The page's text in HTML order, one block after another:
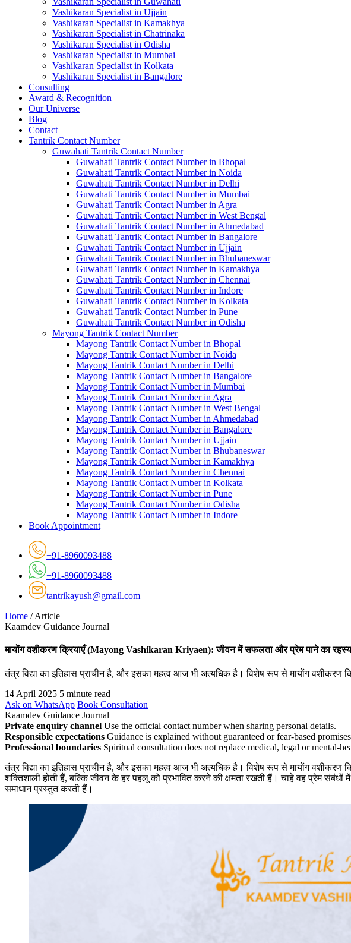
Vashikaran Specialist in Ujjain
Vashikaran Specialist in Kamakhya
Vashikaran Specialist in Chatrinaka
Vashikaran Specialist in Odisha
Vashikaran Specialist in Mumbai
Vashikaran Specialist in Kolkata
Vashikaran Specialist in Bangalore
Consulting
Award & Recognition
Our Universe
Blog
Contact
Tantrik Contact Number
Guwahati Tantrik Contact Number
Guwahati Tantrik Contact Number in Bhopal
Guwahati Tantrik Contact Number in Noida
Guwahati Tantrik Contact Number in Delhi
Guwahati Tantrik Contact Number in Mumbai
Guwahati Tantrik Contact Number in Agra
Guwahati Tantrik Contact Number in West Bengal
Guwahati Tantrik Contact Number in Ahmedabad
Guwahati Tantrik Contact Number in Bangalore
Guwahati Tantrik Contact Number in Ujjain
Guwahati Tantrik Contact Number in Bhubaneswar
Guwahati Tantrik Contact Number in Kamakhya
Guwahati Tantrik Contact Number in Chennai
Guwahati Tantrik Contact Number in Indore
Guwahati Tantrik Contact Number in Kolkata
Guwahati Tantrik Contact Number in Pune
Guwahati Tantrik Contact Number in Odisha
Mayong Tantrik Contact Number
Mayong Tantrik Contact Number in Bhopal
Mayong Tantrik Contact Number in Noida
Mayong Tantrik Contact Number in Delhi
Mayong Tantrik Contact Number in Bangalore
Mayong Tantrik Contact Number in Mumbai
Mayong Tantrik Contact Number in Agra
Mayong Tantrik Contact Number in West Bengal
Mayong Tantrik Contact Number in Ahmedabad
Mayong Tantrik Contact Number in Bangalore
Mayong Tantrik Contact Number in Ujjain
Mayong Tantrik Contact Number in Bhubaneswar
Mayong Tantrik Contact Number in Kamakhya
Mayong Tantrik Contact Number in Chennai
Mayong Tantrik Contact Number in Kolkata
Mayong Tantrik Contact Number in Pune
Mayong Tantrik Contact Number in Odisha
Mayong Tantrik Contact Number in Indore
Book Appointment
+91-8960093488
+91-8960093488
tantrikayush@gmail.com
Home / Article
Kaamdev Guidance Journal
मायोंग वशीकरण क्रियाएँ (Mayong Vashikaran Kriyaen): जीवन में सफलता और प्रेम पाने का रहस्य
तंत्र विद्या का इतिहास प्राचीन है, और इसका महत्व आज भी अत्यधिक है। विशेष रूप से मायोंग वशीकरण
14 April 2025 5 minute read
Ask on WhatsApp Book Consultation
Kaamdev Guidance Journal
Private enquiry channel Use the official contact number when sharing personal details.
Responsible expectations Guidance is explained without guaranteed or fear-based
Professional boundaries Spiritual consultation does not replace medical, legal or mental-
तंत्र विद्या का इतिहास प्राचीन है, और इसका महत्व आज भी अत्यधिक है। विशेष रूप से मायोंग वशीकरण
शक्तिशाली होती हैं, बल्कि जीवन के हर पहलू को प्रभावित करने की क्षमता रखती हैं। चाहे वह प्रेम
समाधान प्रस्तुत करती हैं।